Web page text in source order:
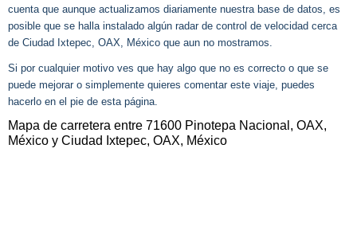
cuenta que aunque actualizamos diariamente nuestra base de datos, es
posible que se halla instalado algún radar de control de velocidad cerca
de Ciudad Ixtepec, OAX, México que aun no mostramos.
Si por cualquier motivo ves que hay algo que no es correcto o que se
puede mejorar o simplemente quieres comentar este viaje, puedes
hacerlo en el pie de esta página.
Mapa de carretera entre 71600 Pinotepa Nacional, OAX,
México y Ciudad Ixtepec, OAX, México